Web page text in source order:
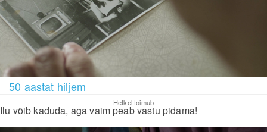
50 aastat hiljem
Hetkel toimub
Ilu võib kaduda, aga vaim peab vastu pidama!